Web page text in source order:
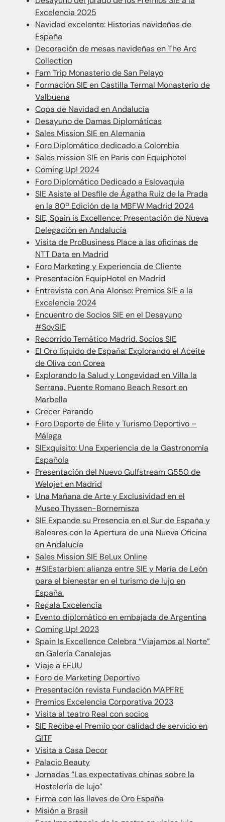
Excelencia 2025
Navidad excelente: Historias navideñas de
España
Decoración de mesas navideñas en The Arc
Collection
Fam Trip Monasterio de San Pelayo
Formación SIE en Castilla Termal Monasterio de
Valbuena
Copa de Navidad en Andalucía
Desayuno de Damas Diplomáticas
Sales Mission SIE en Alemania
Foro Diplomático dedicado a Colombia
Sales mission SIE en Paris con Equiphotel
Coming Up! 2024
Foro Diplomático Dedicado a Eslovaquia
SIE Asiste al Desfile de Ágatha Ruiz de la Prada
en la 80ª Edición de la MBFW Madrid 2024
SIE, Spain is Excellence: Presentación de Nueva
Delegación en Andalucía
Visita de ProBusiness Place a las oficinas de
NTT Data en Madrid
Foro Marketing y Experiencia de Cliente
Presentación EquipHotel en Madrid
Entrevista con Ana Alonso: Premios SIE a la
Excelencia 2024
Encuentro de Socios SIE en el Desayuno
#SoySIE
Recorrido Temático Madrid. Socios SIE
El Oro líquido de España: Explorando el Aceite
de Oliva con Corea
Explorando la Salud y Longevidad en Villa la
Serrana, Puente Romano Beach Resort en
Marbella
Crecer Parando
Foro Deporte de Élite y Turismo Deportivo –
Málaga
SIExquisito: Una Experiencia de la Gastronomía
Española
Presentación del Nuevo Gulfstream G550 de
Welojet en Madrid
Una Mañana de Arte y Exclusividad en el
Museo Thyssen-Bornemisza
SIE Expande su Presencia en el Sur de España y
Baleares con la Apertura de una Nueva Oficina
en Andalucía
Sales Mission SIE BeLux Online
#SIEstarbien: alianza entre SIE y María de León
para el bienestar en el turismo de lujo en
España.
Regala Excelencia
Evento diplomático en embajada de Argentina
Coming Up! 2023
Spain Is Excellence Celebra “Viajamos al Norte”
en Galería Canalejas
Viaje a EEUU
Foro de Marketing Deportivo
Presentación revista Fundación MAPFRE
Premios Excelencia Corporativa 2023
Visita al teatro Real con socios
SIE Recibe el Premio por calidad de servicio en
GITF
Visita a Casa Decor
Palacio Beauty
Jornadas “Las expectativas chinas sobre la
Hostelería de lujo”
Firma con las llaves de Oro España
Misión a Brasil